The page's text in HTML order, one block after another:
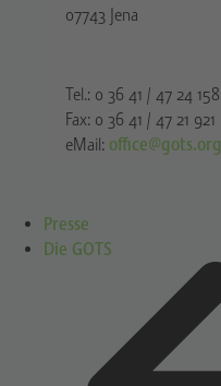
07743 Jena
Tel.: 0 36 41 / 47 24 158
Fax: 0 36 41 / 47 21 921
eMail: office@gots.org
Presse
Die GOTS